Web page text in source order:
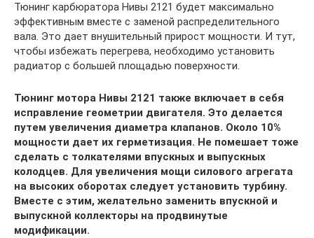
Тюнинг карбюратора Нивы 2121 будет максимально
эффективным вместе с заменой распределительного
вала. Это дает внушительный прирост мощности. И тут,
чтобы избежать перегрева, необходимо установить
радиатор с большей площадью поверхности.
Тюнинг мотора Нивы 2121 также включает в себя
исправление геометрии двигателя. Это делается
путем увеличения диаметра клапанов. Около 10%
мощности дает их герметизация. Не помешает тоже
сделать с толкателями впускных и выпускных
колодцев. Для увеличения мощи силового агрегата
на высоких оборотах следует установить турбину.
Вместе с этим, желательно заменить впускной и
выпускной коллекторы на продвинутые
модификации.